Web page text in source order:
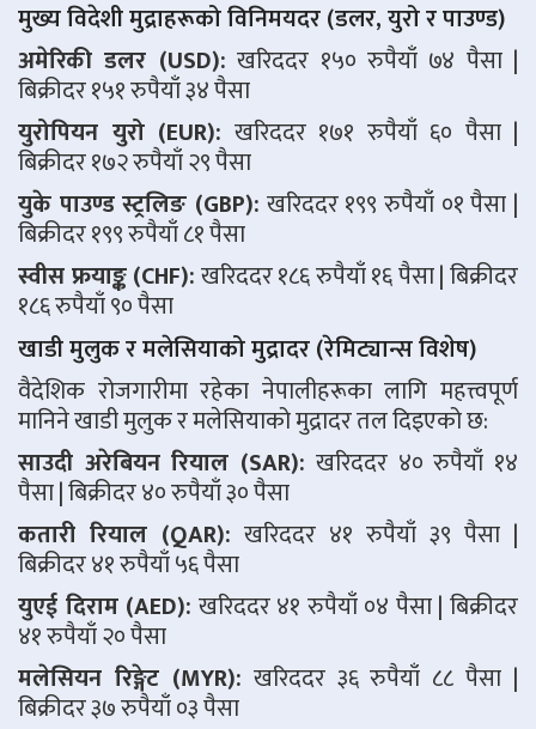
मुख्य विदेशी मुद्राहरूको विनिमयदर (डलर, युरो र पाउण्ड)
अमेरिकी डलर (USD): खरिददर १५० रुपैयाँ ७४ पैसा |
बिक्रीदर १५१ रुपैयाँ ३४ पैसा
युरोपियन युरो (EUR): खरिददर १७१ रुपैयाँ ६० पैसा |
बिक्रीदर १७२ रुपैयाँ २९ पैसा
युके पाउण्ड स्ट्रलिङ (GBP): खरिददर १९९ रुपैयाँ ०१ पैसा |
बिक्रीदर १९९ रुपैयाँ ८१ पैसा
स्वीस फ्रयाङ्क (CHF):खरिददर १८६ रुपैयाँ १६ पैसा | बिक्रीदर
१८६ रुपैयाँ ९० पैसा
खाडी मुलुक र मलेसियाको मुद्रादर (रेमिट्यान्स विशेष)
वैदेशिक रोजगारीमा रहेका नेपालीहरूका लागि महत्त्वपूर्ण
मानिने खाडी मुलुक र मलेसियाको मुद्रादर तल दिइएको छ:
साउदी अरेबियन रियाल (SAR): खरिददर ४० रुपैयाँ १४
पैसा | बिक्रीदर ४० रुपैयाँ ३० पैसा
कतारी रियाल (QAR): खरिददर ४१ रुपैयाँ ३९ पैसा |
बिक्रीदर ४१ रुपैयाँ ५६ पैसा
युएई दिराम (AED): खरिददर ४१ रुपैयाँ ०४ पैसा | बिक्रीदर
४१ रुपैयाँ २० पैसा
मलेसियन रिङ्गेट (MYR): खरिददर ३६ रुपैयाँ ८८ पैसा |
बिक्रीदर ३७ रुपैयाँ ०३ पैसा